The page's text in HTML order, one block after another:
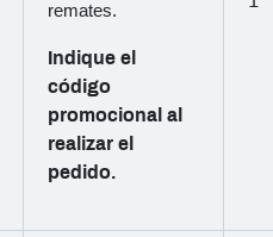
remates.
Indique el
código
promocional al
realizar el
pedido.